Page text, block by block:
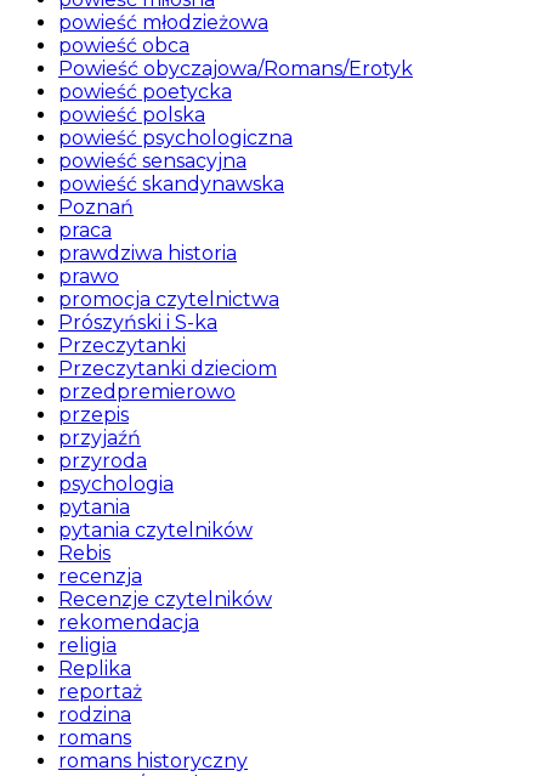
powieść młodzieżowa
powieść obca
Powieść obyczajowa/Romans/Erotyk
powieść poetycka
powieść polska
powieść psychologiczna
powieść sensacyjna
powieść skandynawska
Poznań
praca
prawdziwa historia
prawo
promocja czytelnictwa
Prószyński i S-ka
Przeczytanki
Przeczytanki dzieciom
przedpremierowo
przepis
przyjaźń
przyroda
psychologia
pytania
pytania czytelników
Rebis
recenzja
Recenzje czytelników
rekomendacja
religia
Replika
reportaż
rodzina
romans
romans historyczny